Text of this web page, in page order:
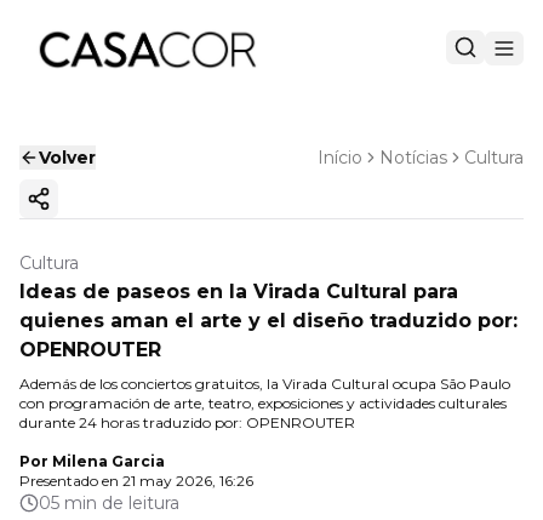
Volver Início Notícias Cultura
Copiar enlace
Cultura
Ideas de paseos en la Virada Cultural para
quienes aman el arte y el diseño traduzido por:
OPENROUTER
Además de los conciertos gratuitos, la Virada Cultural ocupa São Paulo
con programación de arte, teatro, exposiciones y actividades culturales
durante 24 horas traduzido por: OPENROUTER
Por Milena Garcia
Presentado en 21 may 2026, 16:26
05 min de leitura